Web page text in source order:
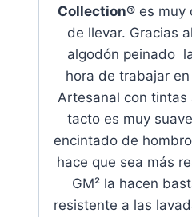
Collection®es muy
de llevar. Gracias al
algodón peinado
hora de trabajar
Artesanal con tintas
tacto es muy suave
encintado de
hace que sea más
GM² la hacen
resistente a las